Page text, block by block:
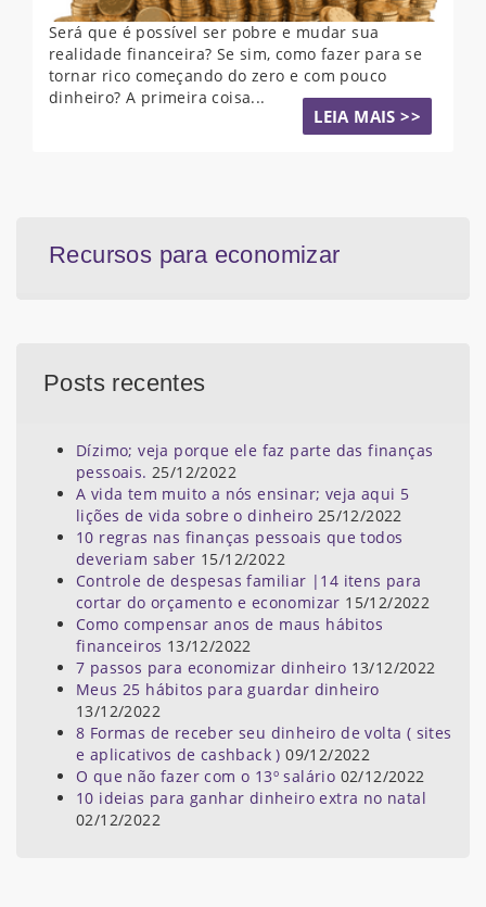
Será que é possível ser pobre e mudar sua
realidade financeira? Se sim, como fazer para se
tornar rico começando do zero e com pouco
dinheiro? A primeira coisa...
LEIA MAIS >>
Recursos para economizar
Posts recentes
Dízimo; veja porque ele faz parte das finanças
pessoais. 25/12/2022
A vida tem muito a nós ensinar; veja aqui 5
lições de vida sobre o dinheiro 25/12/2022
10 regras nas finanças pessoais que todos
deveriam saber 15/12/2022
Controle de despesas familiar |14 itens para
cortar do orçamento e economizar 15/12/2022
Como compensar anos de maus hábitos
financeiros 13/12/2022
7 passos para economizar dinheiro 13/12/2022
Meus 25 hábitos para guardar dinheiro
13/12/2022
8 Formas de receber seu dinheiro de volta ( sites
e aplicativos de cashback ) 09/12/2022
O que não fazer com o 13º salário 02/12/2022
10 ideias para ganhar dinheiro extra no natal
02/12/2022